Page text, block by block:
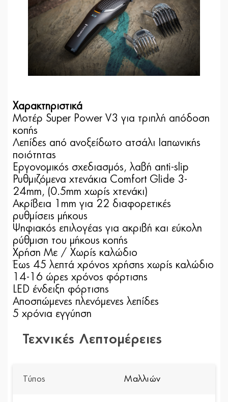
Χαρακτηριστικά
Μοτέρ Super Power V3 για τριπλή απόδοση
κοπής
Λεπίδες από ανοξείδωτο ατσάλι Ιαπωνικής
ποιότητας
Εργονομικός σχεδιασμός, λαβή anti-slip
Ρυθμιζόμενα χτενάκια Comfort Glide 3-
24mm, (0.5mm χωρίς χτενάκι)
Ακρίβεια 1mm για 22 διαφορετικές
ρυθμίσεις μήκους
Ψηφιακός επιλογέας για ακριβή και εύκολη
ρύθμιση του μήκους κοπής
Χρήση Με / Χωρίς καλώδιο
Έως 45 λεπτά χρόνος χρήσης χωρίς καλώδιο
14-16 ώρες χρόνος φόρτισης
LED ένδειξη φόρτισης
Αποσπώμενες πλενόμενες λεπίδες
5 χρόνια εγγύηση
Τεχνικές Λεπτομέρειες
Τύπος Μαλλιών